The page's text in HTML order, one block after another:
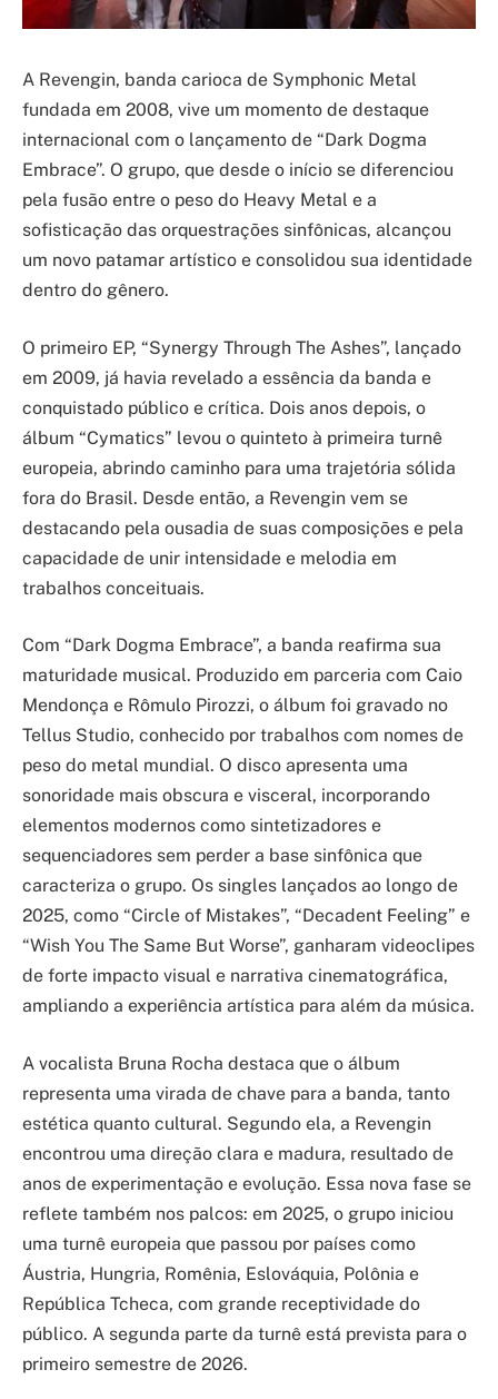
A Revengin, banda carioca de Symphonic Metal
fundada em 2008, vive um momento de destaque
internacional com o lançamento de “Dark Dogma
Embrace”. O grupo, que desde o início se diferenciou
pela fusão entre o peso do Heavy Metal e a
sofisticação das orquestrações sinfônicas, alcançou
um novo patamar artístico e consolidou sua identidade
dentro do gênero.
O primeiro EP, “Synergy Through The Ashes”, lançado
em 2009, já havia revelado a essência da banda e
conquistado público e crítica. Dois anos depois, o
álbum “Cymatics” levou o quinteto à primeira turnê
europeia, abrindo caminho para uma trajetória sólida
fora do Brasil. Desde então, a Revengin vem se
destacando pela ousadia de suas composições e pela
capacidade de unir intensidade e melodia em
trabalhos conceituais.
Com “Dark Dogma Embrace”, a banda reafirma sua
maturidade musical. Produzido em parceria com Caio
Mendonça e Rômulo Pirozzi, o álbum foi gravado no
Tellus Studio, conhecido por trabalhos com nomes de
peso do metal mundial. O disco apresenta uma
sonoridade mais obscura e visceral, incorporando
elementos modernos como sintetizadores e
sequenciadores sem perder a base sinfônica que
caracteriza o grupo. Os singles lançados ao longo de
2025, como “Circle of Mistakes”, “Decadent Feeling” e
“Wish You The Same But Worse”, ganharam videoclipes
de forte impacto visual e narrativa cinematográfica,
ampliando a experiência artística para além da música.
A vocalista Bruna Rocha destaca que o álbum
representa uma virada de chave para a banda, tanto
estética quanto cultural. Segundo ela, a Revengin
encontrou uma direção clara e madura, resultado de
anos de experimentação e evolução. Essa nova fase se
reflete também nos palcos: em 2025, o grupo iniciou
uma turnê europeia que passou por países como
Áustria, Hungria, Romênia, Eslováquia, Polônia e
República Tcheca, com grande receptividade do
público. A segunda parte da turnê está prevista para o
primeiro semestre de 2026.